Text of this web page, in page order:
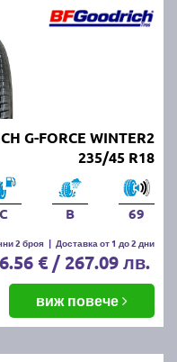
G-FORCE WINTER2
235/45 R18
C B 69
2 броя | Доставка от 1 до 2 дни
€ / 267.09 лв.
виж повече